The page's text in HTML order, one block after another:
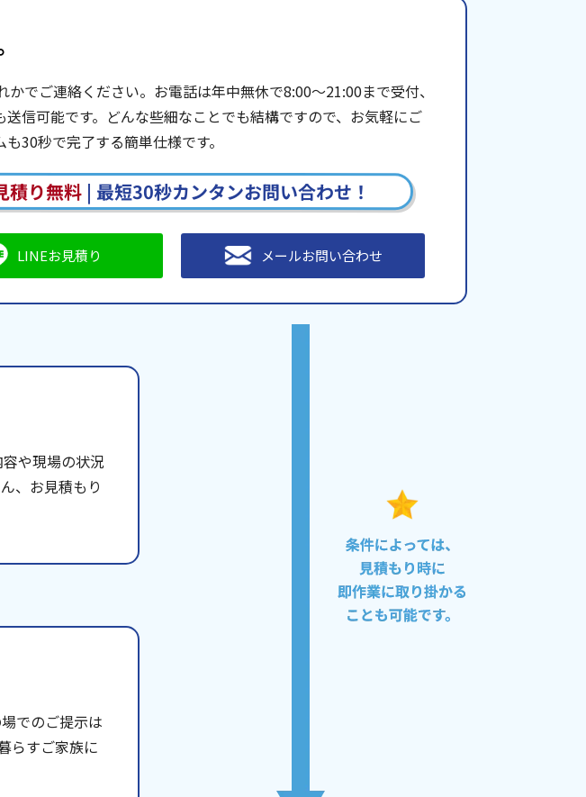
でご連絡ください。お電話は年中無休で8:00〜21:00まで受付、
信可能です。どんな些細なことでも結構ですので、お気軽にご
30秒で完了する簡単仕様です。
積り無料| 最短30秒カンタンお問い合わせ！
LINEお見積り メールお問い合わせ
や現場の状況
、お見積もり
でのご提示は
らすご家族に